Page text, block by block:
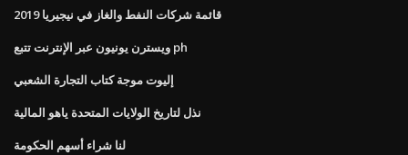
قائمة شركات النفط والغاز في نيجيريا 2019
ويسترن يونيون عبر الإنترنت تتبع ph
إليوت موجة كتاب التجارة الشعبي
نذل لتاريخ الولايات المتحدة ياهو المالية
لنا شراء أسهم الحكومة